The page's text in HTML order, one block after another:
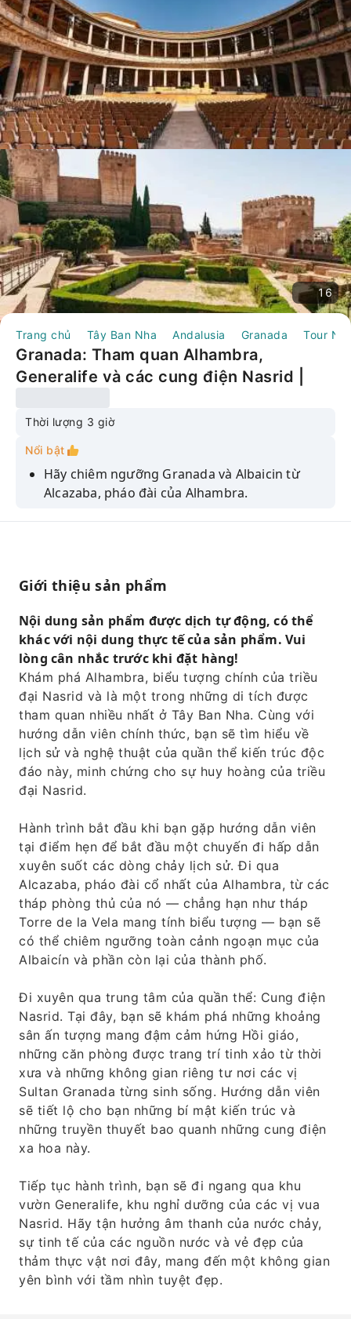
16
Trang chủ Tây Ban Nha Andalusia Granada Tour
Granada: Tham quan Alhambra,
Generalife và các cung điện Nasrid |
Thời lượng 3 giờ
Nổi bật
Hãy chiêm ngưỡng Granada và Albaicin từ
Alcazaba, pháo đài của Alhambra.
Được ưu tiên vào tham quan Cung điện
Khám phá lịch sử của Alhambra cùng hướng
dẫn viên chuyên nghiệp trong suốt chuyến
tham quan.
Khám phá các sân trong, đài phun nước, khu
vườn và sàn lát gạch khắp khu di tích.
Tận hưởng trải nghiệm thoải mái, không rắc
rối với vé vào cửa đã đặt trước.
Giới thiệu sản phẩm
Nội dung sản phẩm được dịch tự động, có thể
khác với nội dung thực tế của sản phẩm. Vui
lòng cân nhắc trước khi đặt hàng!
Khám phá Alhambra, biểu tượng chính của triều
đại Nasrid và là một trong những di tích được
tham quan nhiều nhất ở Tây Ban Nha. Cùng với
hướng dẫn viên chính thức, bạn sẽ tìm hiểu về
lịch sử và nghệ thuật của quần thể kiến ​​trúc độc
đáo này, minh chứng cho sự huy hoàng của triều
đại Nasrid.
Hành trình bắt đầu khi bạn gặp hướng dẫn viên
tại điểm hẹn để bắt đầu một chuyến đi hấp dẫn
xuyên suốt các dòng chảy lịch sử. Đi qua
Alcazaba, pháo đài cổ nhất của Alhambra, từ các
tháp phòng thủ của nó — chẳng hạn như tháp
Torre de la Vela mang tính biểu tượng — bạn sẽ
có thể chiêm ngưỡng toàn cảnh ngoạn mục của
Albaicín và phần còn lại của thành phố.
Đi xuyên qua trung tâm của quần thể: Cung điện
Nasrid. Tại đây, bạn sẽ khám phá những khoảng
sân ấn tượng mang đậm cảm hứng Hồi giáo,
những căn phòng được trang trí tinh xảo từ thời
xưa và những không gian riêng tư nơi các vị
Sultan Granada từng sinh sống. Hướng dẫn viên
sẽ tiết lộ cho bạn những bí mật kiến ​​trúc và
những truyền thuyết bao quanh những cung điện
xa hoa này.
Tiếp tục hành trình, bạn sẽ đi ngang qua khu
vườn Generalife, khu nghỉ dưỡng của các vị vua
Nasrid. Hãy tận hưởng âm thanh của nước chảy,
sự tinh tế của các nguồn nước và vẻ đẹp của
thảm thực vật nơi đây, mang đến một không gian
yên bình với tầm nhìn tuyệt đẹp.